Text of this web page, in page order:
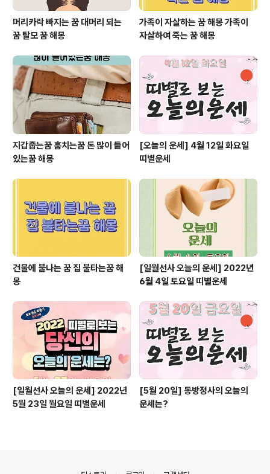
머리카락 빠지는 꿈 대머리 되는
꿈 탈모 꿈 해몽
가족이 자살하는 꿈 해몽 가족이
자살하여 죽는 꿈 해몽
지갑줍는꿈 훔치는꿈 돈 많이 들어
있는꿈 해몽
[오늘의 운세] 4월 12일 화요일
띠별운세
건물에 불나는 꿈 집 불타는꿈 해
몽
[일월선사 오늘의 운세] 2022년
6월 4일 토요일 띠별운세
[일월선사 오늘의 운세] 2022년
5월 23일 월요일 띠별운세
[5월 20일] 동방정사의 오늘의
운세는?